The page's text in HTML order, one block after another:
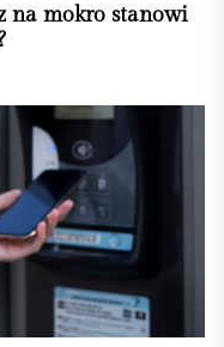
na mokro stanowi